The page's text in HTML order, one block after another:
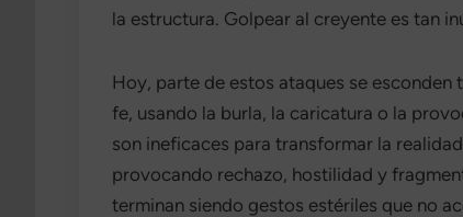
la estructura. Golpear al creyente es tan
Hoy, parte de estos ataques se
fe, usando la burla, la caricatura o la
son ineficaces para transformar la
provocando rechazo, hostilidad y
terminan siendo gestos estériles que no